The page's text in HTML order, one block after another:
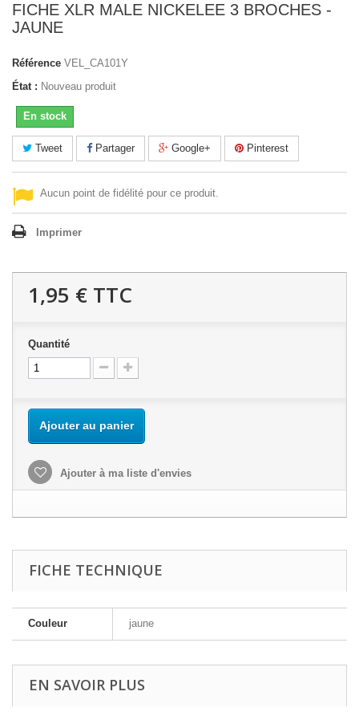
FICHE XLR MALE NICKELEE 3 BROCHES -
JAUNE
Référence VEL_CA101Y
État : Nouveau produit
En stock
Tweet Partager Google+ Pinterest
Aucun point de fidélité pour ce produit.
Imprimer
1,95 € TTC
Quantité
Ajouter au panier
Ajouter à ma liste d'envies
FICHE TECHNIQUE
Couleur jaune
EN SAVOIR PLUS